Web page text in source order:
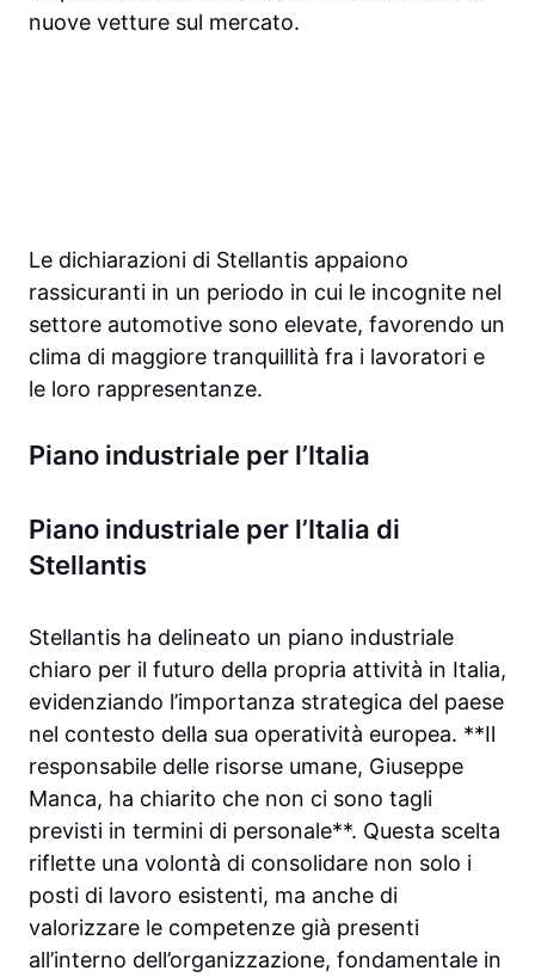
nuove vetture sul mercato.
Le dichiarazioni di Stellantis appaiono
rassicuranti in un periodo in cui le incognite nel
settore automotive sono elevate, favorendo un
clima di maggiore tranquillità fra i lavoratori e
le loro rappresentanze.
Piano industriale per l’Italia
Piano industriale per l’Italia di
Stellantis
Stellantis ha delineato un piano industriale
chiaro per il futuro della propria attività in Italia,
evidenziando l’importanza strategica del paese
nel contesto della sua operatività europea. **Il
responsabile delle risorse umane, Giuseppe
Manca, ha chiarito che non ci sono tagli
previsti in termini di personale**. Questa scelta
riflette una volontà di consolidare non solo i
posti di lavoro esistenti, ma anche di
valorizzare le competenze già presenti
all’interno dell’organizzazione, fondamentale in